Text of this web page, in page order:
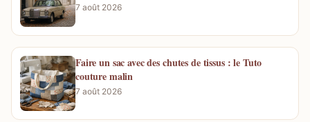
7 août 2026
Faire un sac avec des chutes de tissus : le Tuto
couture malin
7 août 2026